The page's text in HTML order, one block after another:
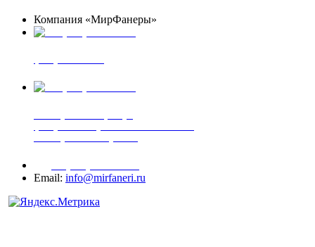
Компания «МирФанеры»
Email: info@mirfaneri.ru